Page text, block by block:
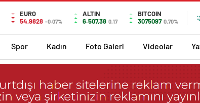
EURO
54,9828 -0.07%
ALTIN
6.507,38 0,17
BITCOIN
3075097 0,70%
Spor Kadın Foto Galeri Videolar